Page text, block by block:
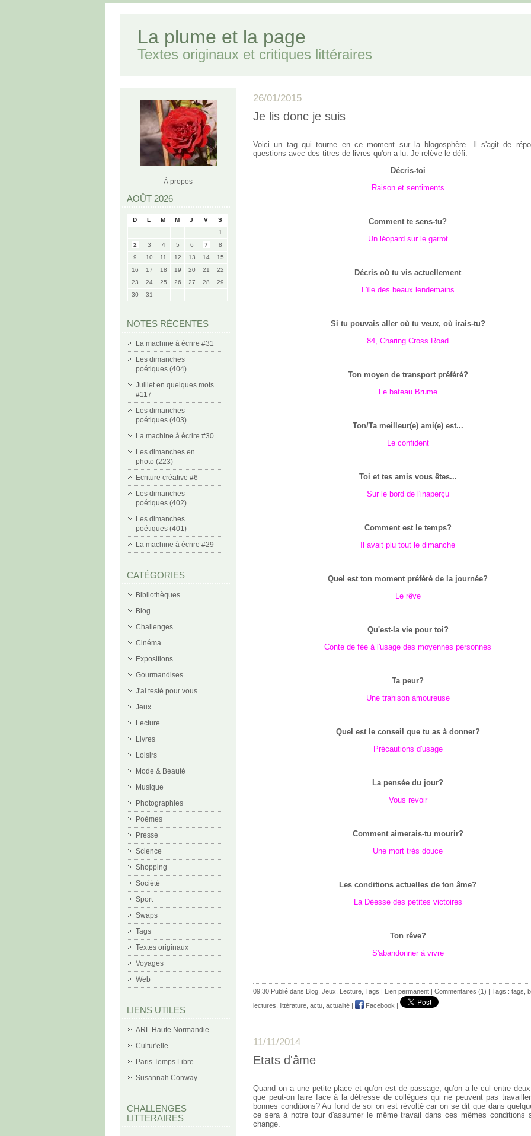
La plume et la page
Textes originaux et critiques littéraires
À propos
AOÛT 2026
D L M M J V
S
1
2
3 4 5 6 7
8
9
10 11 12 13 14
15
16
17 18 19 20 21
22
23
24 25 26 27 28
29
30
31
NOTES RÉCENTES
La machine à écrire #31
Les dimanches
poétiques (404)
Juillet en quelques mots
#117
Les dimanches
poétiques (403)
La machine à écrire #30
Les dimanches en
photo (223)
Ecriture créative #6
Les dimanches
poétiques (402)
Les dimanches
poétiques (401)
La machine à écrire #29
CATÉGORIES
Bibliothèques
Blog
Challenges
Cinéma
Expositions
Gourmandises
J'ai testé pour vous
Jeux
Lecture
Livres
Loisirs
Mode & Beauté
Musique
Photographies
Poèmes
Presse
Science
Shopping
Société
Sport
Swaps
Tags
Textes originaux
Voyages
Web
LIENS UTILES
ARL Haute Normandie
Cultur'elle
Paris Temps Libre
Susannah Conway
CHALLENGES
LITTERAIRES
26/01/2015
Je lis donc je suis
Voici un tag qui tourne en ce moment sur la blogosphère. Il s'agit de
questions avec des titres de livres qu'on a lu. Je relève le défi.
Décris-toi
Raison et sentiments
Comment te sens-tu?
Un léopard sur le garrot
Décris où tu vis actuellement
L'île des beaux lendemains
Si tu pouvais aller où tu veux, où irais-tu?
84, Charing Cross Road
Ton moyen de transport préféré?
Le bateau Brume
Ton/Ta meilleur(e) ami(e) est...
Le confident
Toi et tes amis vous êtes...
Sur le bord de l'inaperçu
Comment est le temps?
Il avait plu tout le dimanche
Quel est ton moment préféré de la journée?
Le rêve
Qu'est-la vie pour toi?
Conte de fée à l'usage des moyennes personnes
Ta peur?
Une trahison amoureuse
Quel est le conseil que tu as à donner?
Précautions d'usage
La pensée du jour?
Vous revoir
Comment aimerais-tu mourir?
Une mort très douce
Les conditions actuelles de ton âme?
La Déesse des petites victoires
Ton rêve?
S'abandonner à vivre
09:30 Publié dans Blog Jeux Lecture Tags | Lien permanent | Commentaires (1) | Tags : tags
lectures littérature actu actualité | Facebook |
11/11/2014
Etats d'âme
Quand on a une petite place et qu'on est de passage, qu'on a le cul entre
que peut-on faire face à la détresse de collègues qui ne peuvent pas
bonnes conditions? Au fond de soi on est révolté car on se dit que dans
ce sera à notre tour d'assumer le même travail dans ces mêmes conditions
change.